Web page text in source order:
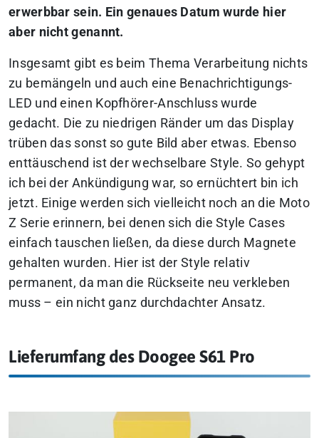
erwerbbar sein. Ein genaues Datum wurde hier
aber nicht genannt.
Insgesamt gibt es beim Thema Verarbeitung nichts
zu bemängeln und auch eine Benachrichtigungs-
LED und einen Kopfhörer-Anschluss wurde
gedacht. Die zu niedrigen Ränder um das Display
trüben das sonst so gute Bild aber etwas. Ebenso
enttäuschend ist der wechselbare Style. So gehypt
ich bei der Ankündigung war, so ernüchtert bin ich
jetzt. Einige werden sich vielleicht noch an die Moto
Z Serie erinnern, bei denen sich die Style Cases
einfach tauschen ließen, da diese durch Magnete
gehalten wurden. Hier ist der Style relativ
permanent, da man die Rückseite neu verkleben
muss – ein nicht ganz durchdachter Ansatz.
Lieferumfang des Doogee S61 Pro